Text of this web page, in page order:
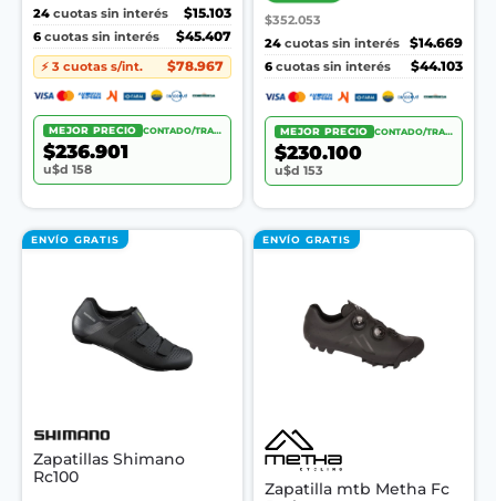
24 cuotas sin interés
$15.103
6 cuotas sin interés $45.407
⚡ 3 cuotas s/int. $78.967
MEJOR PRECIO CONTADO/TRANSF.
$236.901
u$d 158
$352.053
24 cuotas sin interés
$14.669
6 cuotas sin interés $44.103
MEJOR PRECIO CONTADO/TRANSF.
$230.100
u$d 153
ENVÍO GRATIS
Zapatillas Shimano
Rc100
ENVÍO GRATIS
Zapatilla mtb Metha Fc